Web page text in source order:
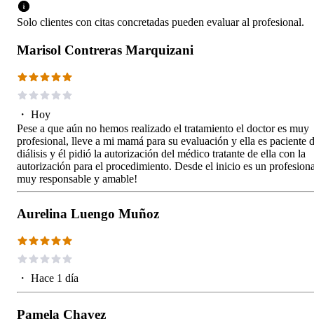
Solo clientes con citas concretadas pueden evaluar al profesional.
Marisol Contreras Marquizani
・ Hoy
Pese a que aún no hemos realizado el tratamiento el doctor es muy
profesional, lleve a mi mamá para su evaluación y ella es paciente
diálisis y él pidió la autorización del médico tratante de ella con la
autorización para el procedimiento. Desde el inicio es un
muy responsable y amable!
Aurelina Luengo Muñoz
・ Hace 1 día
Pamela Chavez